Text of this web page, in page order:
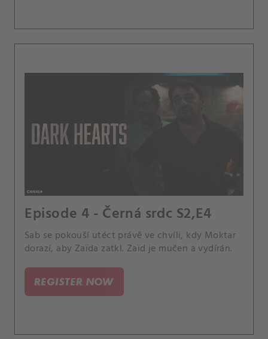
Episode 4 - Černá srdc S2,E4
Sab se pokouší utéct právě ve chvíli, kdy Moktar
dorazí, aby Zaïda zatkl. Zaïd je mučen a vydírán.
REGISTER NOW